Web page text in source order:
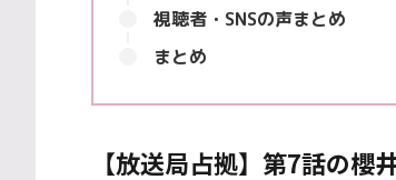
視聴者・SNSの声まとめ
まとめ
【放送局占拠】第7話の櫻